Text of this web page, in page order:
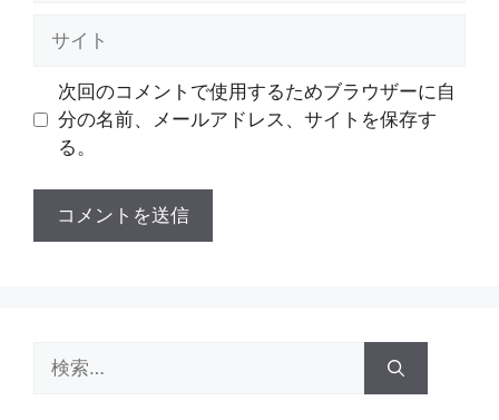
次回のコメントで使用するためブラウザーに自
分の名前、メールアドレス、サイトを保存す
る。
索: